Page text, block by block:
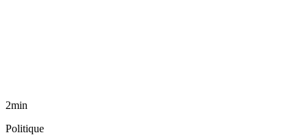
2min
Politique